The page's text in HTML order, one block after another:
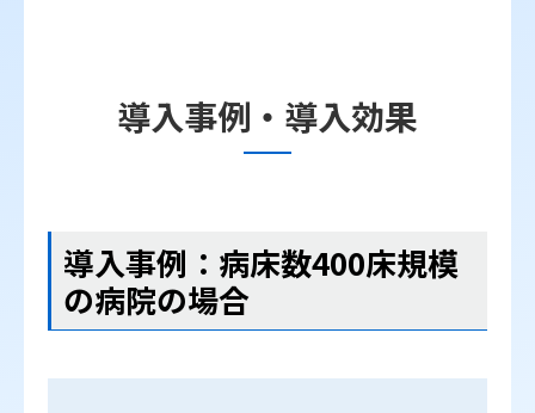
導入事例・導入効果
導入事例：病床数400床規模
の病院の場合